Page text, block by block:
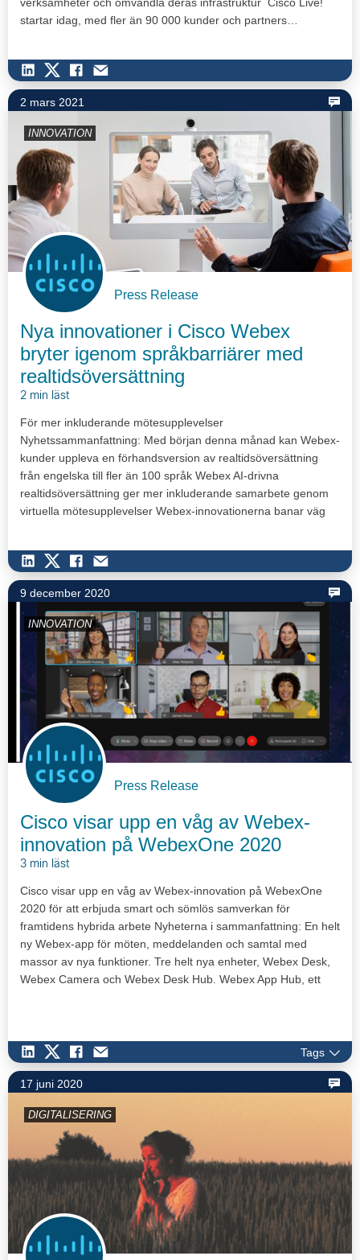
startar idag, med fler än 90 000 kunder och partners…
2 mars 2021
INNOVATION
Press Release
Nya innovationer i Cisco Webex
bryter igenom språkbarriärer med
realtidsöversättning
2 min läst
För mer inkluderande mötesupplevelser
Nyhetssammanfattning: Med början denna månad kan Webex-
kunder uppleva en förhandsversion av realtidsöversättning
från engelska till fler än 100 språk Webex AI-drivna
realtidsöversättning ger mer inkluderande samarbete genom
virtuella mötesupplevelser Webex-innovationerna banar väg
9 december 2020
INNOVATION
Press Release
Cisco visar upp en våg av Webex-
innovation på WebexOne 2020
3 min läst
Cisco visar upp en våg av Webex-innovation på WebexOne
2020 för att erbjuda smart och sömlös samverkan för
framtidens hybrida arbete Nyheterna i sammanfattning: En helt
ny Webex-app för möten, meddelanden och samtal med
massor av nya funktioner. Tre helt nya enheter, Webex Desk,
Webex Camera och Webex Desk Hub. Webex App Hub, ett
Tags
17 juni 2020
DIGITALISERING